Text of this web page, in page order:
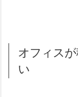
オフィス
い